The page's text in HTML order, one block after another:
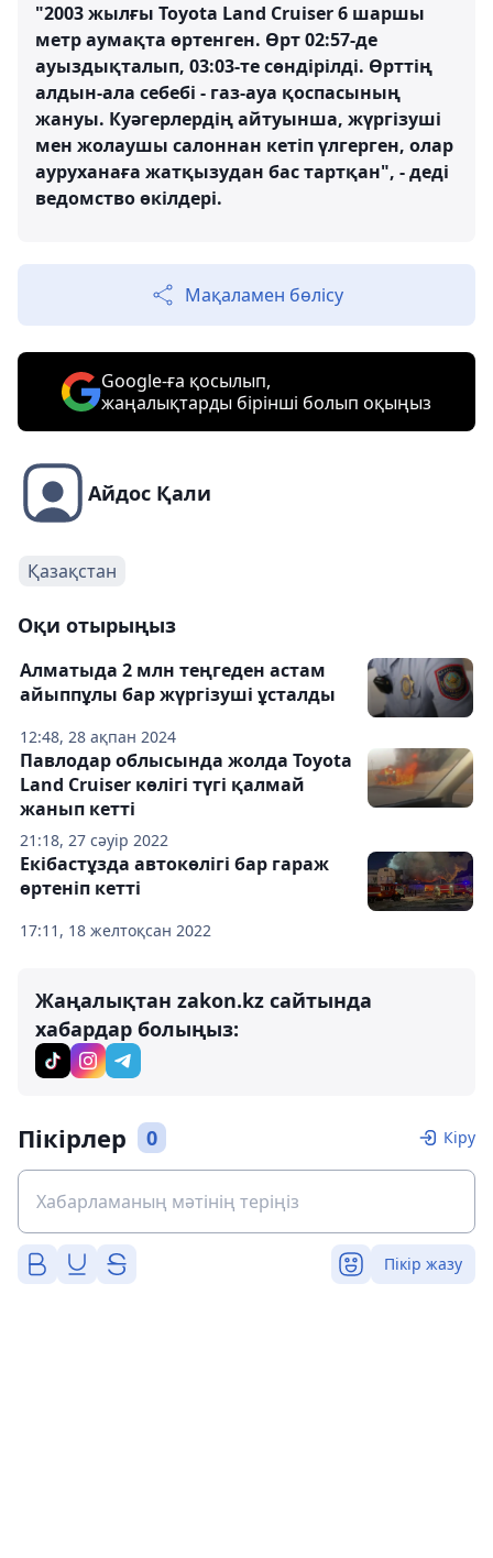
"2003 жылғы Toyota Land Cruiser 6 шаршы
метр аумақта өртенген. Өрт 02:57-де
ауыздықталып, 03:03-те сөндірілді. Өрттің
алдын-ала себебі - газ-ауа қоспасының
жануы. Куәгерлердің айтуынша, жүргізуші
мен жолаушы салоннан кетіп үлгерген, олар
ауруханаға жатқызудан бас тартқан", - деді
ведомство өкілдері.
Мақаламен бөлісу
Google-ға қосылып,
жаңалықтарды бірінші болып оқыңыз
Айдос Қали
Қазақстан
Оқи отырыңыз
12:48, 28 ақпан 2024
Алматыда 2 млн теңгеден астам
айыппұлы бар жүргізуші ұсталды
21:18, 27 сәуір 2022
Павлодар облысында жолда Toyota
Land Cruiser көлігі түгі қалмай
жанып кетті
17:11, 18 желтоқсан 2022
Екібастұзда автокөлігі бар гараж
өртеніп кетті
Жаңалықтан zakon.kz сайтында
хабардар болыңыз:
Пікірлер 0 Кіру
Пікір жазу